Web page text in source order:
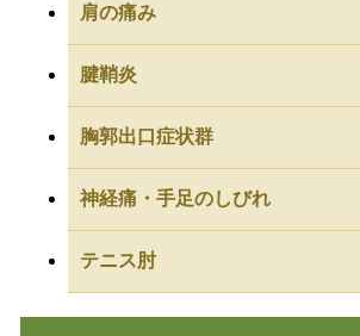
肩の痛み
腱鞘炎
胸郭出口症状群
神経痛・手足のしびれ
テニス肘